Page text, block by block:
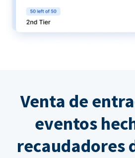
Venta de
eventos
recaudadores